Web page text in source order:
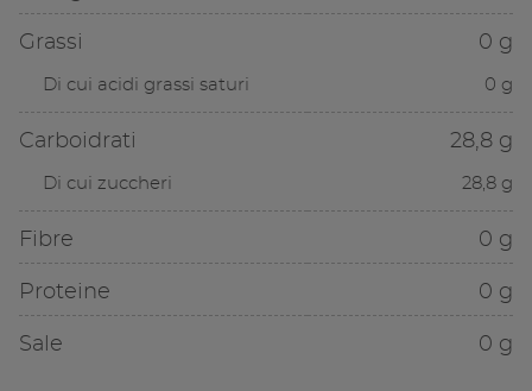
Grassi 0 g
Di cui acidi grassi saturi 0 g
Carboidrati 28,8 g
Di cui zuccheri 28,8 g
Fibre 0 g
Proteine 0 g
Sale 0 g